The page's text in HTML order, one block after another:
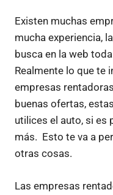
Existen muchas
mucha experiencia,
busca en la web
Realmente lo que te
empresas
buenas ofertas,
utilices el auto, si es
más. Esto te va a
otras cosas.
Las empresas